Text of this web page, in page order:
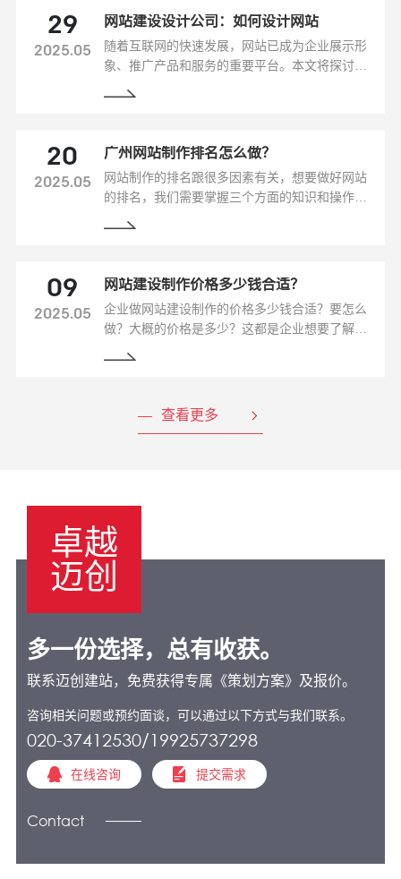
索引擎排名和流量。
29
2025.05
网站建设设计公司：如何设计网站
随着互联网的快速发展，网站已成为企业展示形
象、推广产品和服务的重要平台。本文将探讨如
20
2025.05
广州网站制作排名怎么做？
网站制作的排名跟很多因素有关，想要做好网站
的排名，我们需要掌握三个方面的知识和操作技
09
2025.05
网站建设制作价格多少钱合适？
企业做网站建设制作的价格多少钱合适？要怎么
做？大概的价格是多少？这都是企业想要了解的
查看更多
卓越
迈创
多一份选择，总有收获。
联系迈创建站，免费获得专属《策划方案》及报价。
咨询相关问题或预约面谈，可以通过以下方式与我们联系。
020-37412530/19925737298
在线咨询 提交需求
Contact